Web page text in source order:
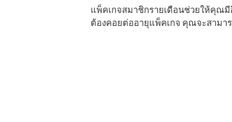
แพ็คเกจสมาชิกรายเดือนช่วยให้คุณ
ต้องคอยต่ออายุแพ็คเกจ คุณจะสาม